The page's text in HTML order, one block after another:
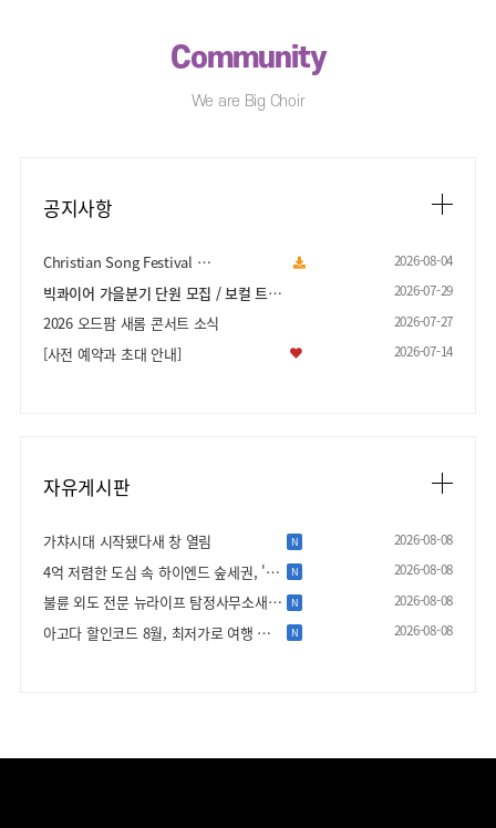
Community
We are Big Choir
공지사항
Christian Song Festival … 2026-08-04
빅콰이어 가을분기 단원 모집 / 보컬 트레이… 2026-07-29
2026 오드팜 새롬 콘서트 소식 2026-07-27
[사전 예약과 초대 안내] 2026-07-14
자유게시판
가챠시대 시작됐다새 창 열림 N 2026-08-08
4억 저렴한 도심 속 하이엔드 숲세권, '더… N 2026-08-08
불륜 외도 전문 뉴라이프 탐정사무소새 창 열… N 2026-08-08
아고다 할인코드 8월, 최저가로 여행 떠나기… N 2026-08-08